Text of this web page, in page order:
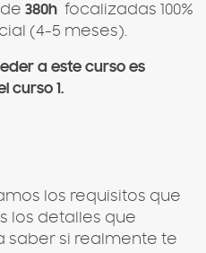
380h focalizadas 100%
(4-5 meses).
a este curso es
curso 1.
los requisitos que
los detalles que
saber si realmente te